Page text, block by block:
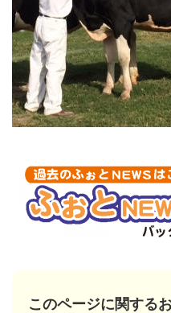
このページに関する